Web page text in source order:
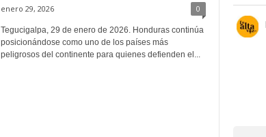
enero 29, 2026 0
Tegucigalpa, 29 de enero de 2026. Honduras continúa
posicionándose como uno de los países más
peligrosos del continente para quienes defienden el...